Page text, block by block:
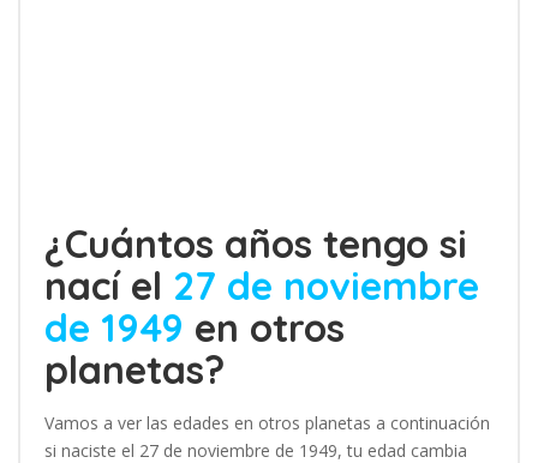
¿Cuántos años tengo si
nací el 27 de noviembre
de 1949 en otros
planetas?
Vamos a ver las edades en otros planetas a continuación
si naciste el 27 de noviembre de 1949, tu edad cambia